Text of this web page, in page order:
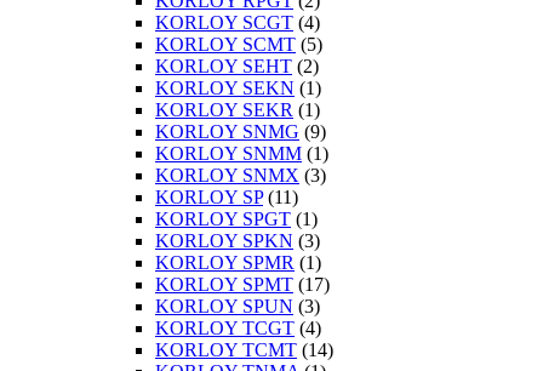
KORLOY SCGT (4)
KORLOY SCMT (5)
KORLOY SEHT (2)
KORLOY SEKN (1)
KORLOY SEKR (1)
KORLOY SNMG (9)
KORLOY SNMM (1)
KORLOY SNMX (3)
KORLOY SP(11)
KORLOY SPGT (1)
KORLOY SPKN (3)
KORLOY SPMR (1)
KORLOY SPMT (17)
KORLOY SPUN (3)
KORLOY TCGT (4)
KORLOY TCMT (14)